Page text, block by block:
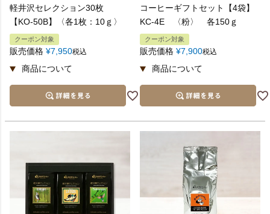
軽井沢セレクション30枚
【KO-50B】〈各1枚：10ｇ〉
クーポン対象
販売価格 ¥7,950税込
コーヒーギフトセット【4袋】
KC-4E 〈粉〉 各150ｇ
クーポン対象
販売価格 ¥7,900税込